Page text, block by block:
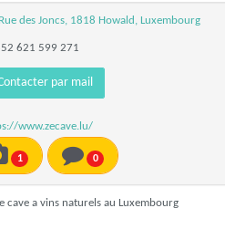
des Joncs, 1818 Howald, Luxembourg
621 599 271
par mail
www.zecave.lu/
1 0
cave a vins naturels au Luxembourg